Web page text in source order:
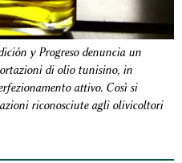
y Progreso denuncia un
di olio tunisino, in
attivo. Così si
riconosciute agli olivicoltori